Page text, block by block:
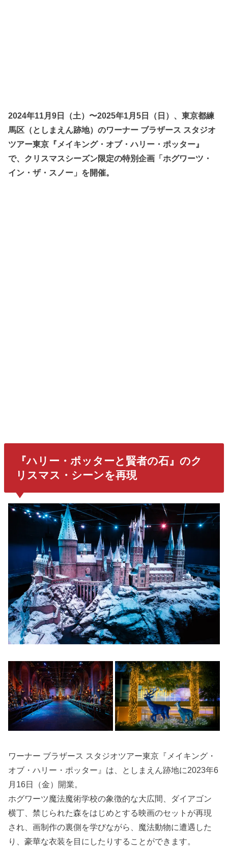
2024年11月9日（土）〜2025年1月5日（日）、東京都練
馬区（としまえん跡地）のワーナー ブラザース スタジオ
ツアー東京『メイキング・オブ・ハリー・ポッター』
で、クリスマスシーズン限定の特別企画「ホグワーツ・
イン・ザ・スノー」を開催。
『ハリー・ポッターと賢者の石』のク
リスマス・シーンを再現
ワーナー ブラザース スタジオツアー東京『メイキング・
オブ・ハリー・ポッター』は、としまえん跡地に2023年6
月16日（金）開業。
ホグワーツ魔法魔術学校の象徴的な大広間、ダイアゴン
横丁、禁じられた森をはじめとする映画のセットが再現
され、画制作の裏側を学びながら、魔法動物に遭遇した
り、豪華な衣装を目にしたりすることができます。